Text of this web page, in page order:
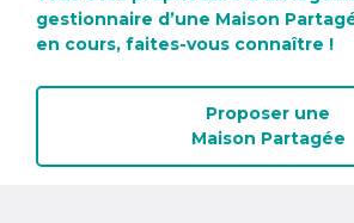
gestionnaire d’une Maison
en cours, faites-vous connaître !
Proposer une
Maison Partagée